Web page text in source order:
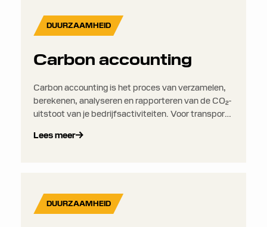
DUURZAAMHEID
Carbon accounting
Carbon accounting is het proces van verzamelen,
berekenen, analyseren en rapporteren van de CO₂-
uitstoot van je bedrijfsactiviteiten. Voor transport-
om Scope 1-emissies van de transportritten die ze
Lees meer
DUURZAAMHEID